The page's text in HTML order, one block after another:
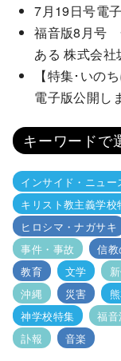
7月19日号電
福音版8月号
ある 株式会
【特集･いの
電子版公開し
キーワードで
インサイド・ニュー
キリスト教主義学校
ヒロシマ・ナガサキ
事件・事故
信教
教育
文学
沖縄
災害
神学校特集
福音
訃報
音楽